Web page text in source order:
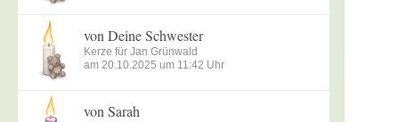
von Deine Schwester
Kerze für Jan Grünwald
am 20.10.2025 um 11:42 Uhr
von Sarah